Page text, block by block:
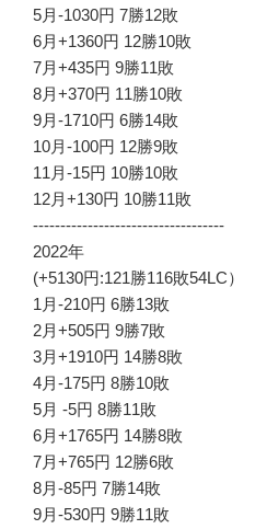
5月-1030円 7勝12敗
6月+1360円 12勝10敗
7月+435円 9勝11敗
8月+370円 11勝10敗
9月-1710円 6勝14敗
10月-100円 12勝9敗
11月-15円 10勝10敗
12月+130円 10勝11敗
-----------------------------------
2022年
(+5130円:121勝116敗54LC）
1月-210円 6勝13敗
2月+505円 9勝7敗
3月+1910円 14勝8敗
4月-175円 8勝10敗
5月 -5円 8勝11敗
6月+1765円 14勝8敗
7月+765円 12勝6敗
8月-85円 7勝14敗
9月-530円 9勝11敗